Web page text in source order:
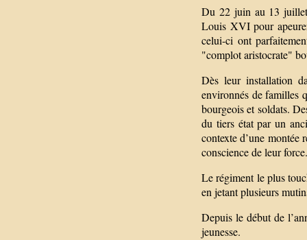
Du 22 juin au 13
Louis XVI pour
celui-ci ont
"complot aristocrate"
Dès leur installation
environnés de familles
bourgeois et soldats.
du tiers état par un
contexte d’une montée
conscience de leur force.
Le régiment le plus
en jetant plusieurs
Depuis le début de
jeunesse.